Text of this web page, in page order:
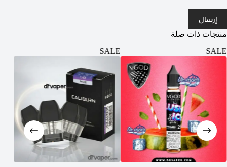
إرسال
منتجات ذات صلة
SALE
SALE